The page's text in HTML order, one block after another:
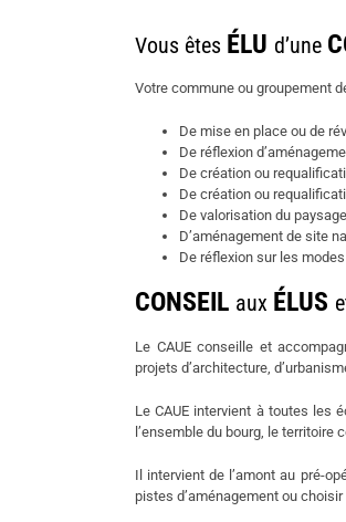
Vous êtes ÉLU d’une
Votre commune ou groupement
De mise en place ou de
De réflexion
De création ou
De création ou
De valorisation du
D’aménagement de site
De réflexion sur les
CONSEIL aux ÉLUS
Le CAUE conseille et
projets d’architecture,
Le CAUE intervient à toutes les
l’ensemble du bourg, le territoire
Il intervient de l’amont au pré-
pistes d’aménagement ou